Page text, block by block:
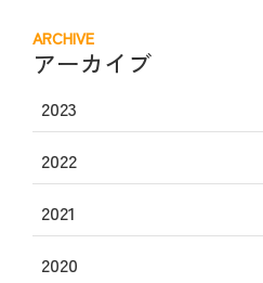
ARCHIVE
アーカイブ
2023
2022
2021
2020